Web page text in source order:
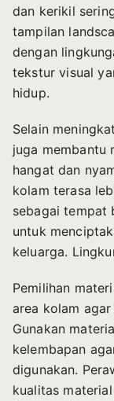
dan kerikil
tampilan
dengan
tekstur visual
hidup.
Selain
juga membantu
hangat dan
kolam terasa
sebagai tempat
untuk
keluarga.
Pemilihan
area kolam
Gunakan
kelembapan
digunakan.
kualitas